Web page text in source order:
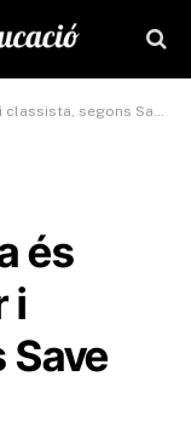
segons Save the Children
és
i